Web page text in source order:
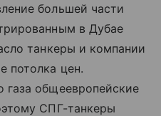
большей части
в Дубае
танкеры и компании
потолка цен.
газа общеевропейские
СПГ-танкеры